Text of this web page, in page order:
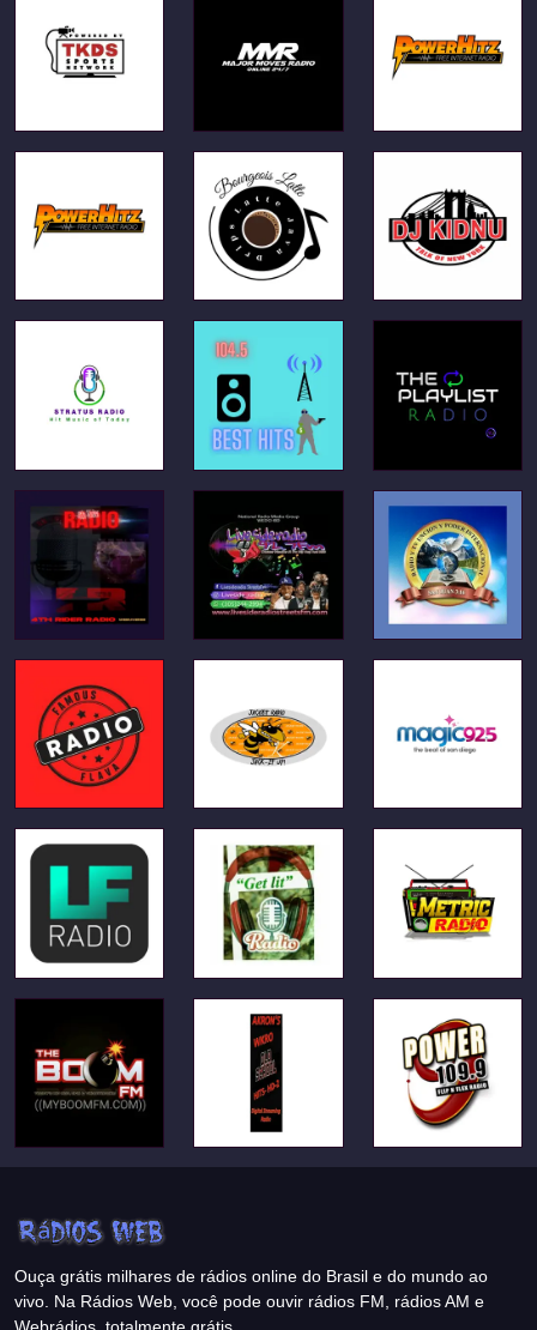
Ouça grátis milhares de rádios online do Brasil e do mundo ao
vivo. Na Rádios Web, você pode ouvir rádios FM, rádios AM e